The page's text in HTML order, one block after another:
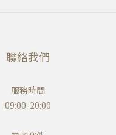
聯絡我們
服務時間
09:00-20:00